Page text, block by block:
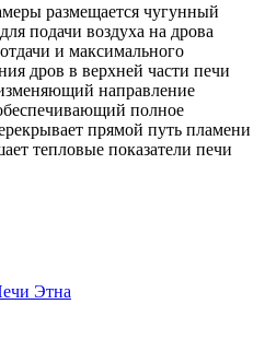
размещается чугунный
подачи воздуха на дрова
и максимального
дров в верхней части печи
направление
полное
прямой путь пламени
тепловые показатели печи
Этна